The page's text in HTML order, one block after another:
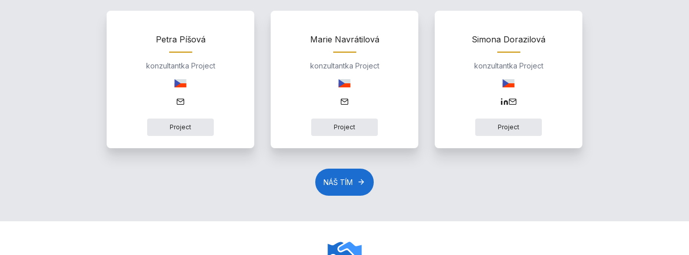
Petra Píšová
konzultantka Project
Project
Marie Navrátilová
konzultantka Project
Project
Simona Dorazilová
konzultantka Project
Project
NÁŠ TÍM